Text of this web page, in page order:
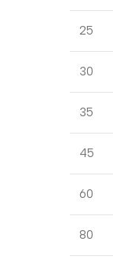
25
30
35
45
60
80